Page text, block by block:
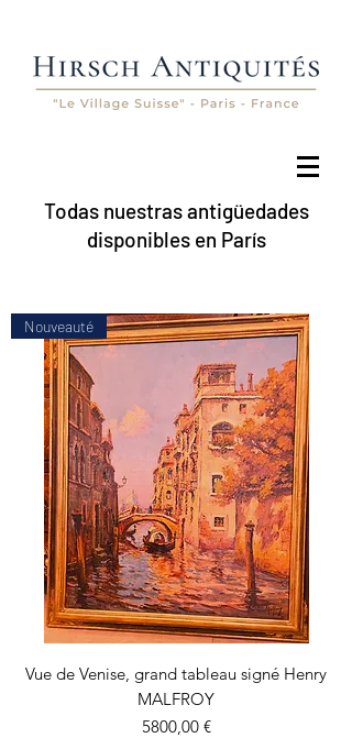
Todas nuestras antigüedades
disponibles en París
Nouveauté
Vue de Venise, grand tableau signé Henry
MALFROY
Precio
5800,00 €